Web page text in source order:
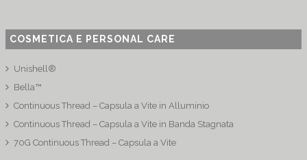
COSMETICA E PERSONAL CARE
Unishell®
Bella™
Continuous Thread – Capsula a Vite in Alluminio
Continuous Thread – Capsula a Vite in Banda Stagnata
70G Continuous Thread – Capsula a Vite